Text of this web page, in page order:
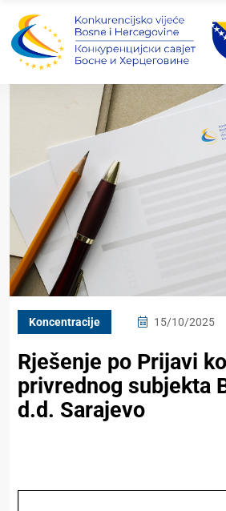
Koncentracije 15/10/2025
Rješenje po Prijavi
privrednog subjekta
d.d. Sarajevo